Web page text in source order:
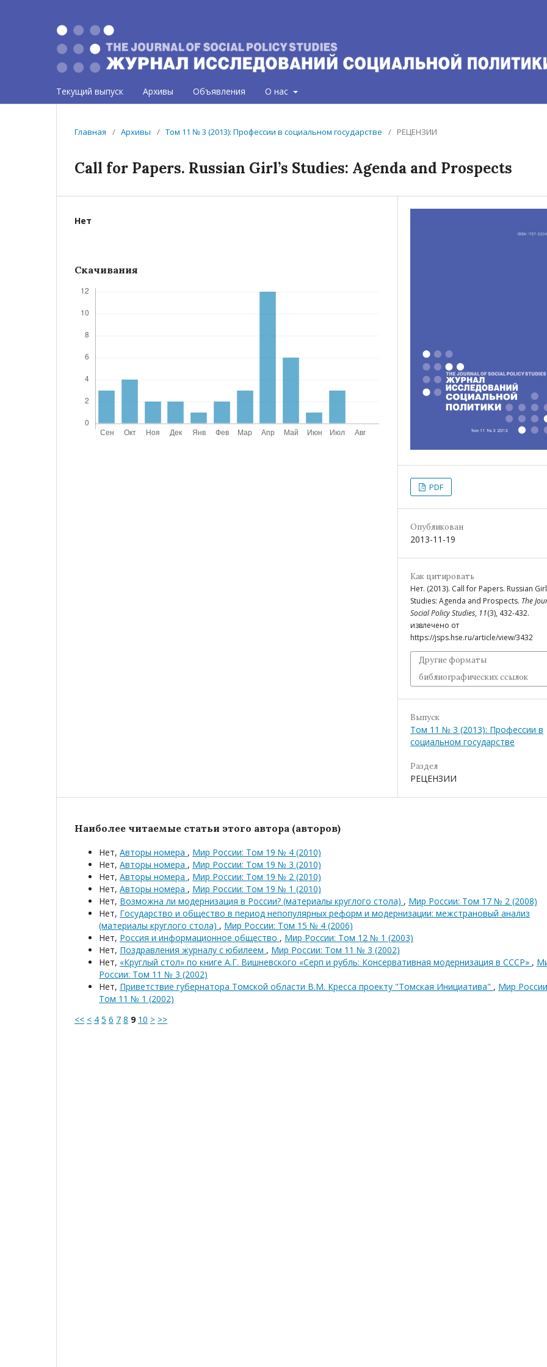
Текущий выпуск Архивы Объявления О нас
Главная / Архивы / Том 11 № 3 (2013): Профессии в социальном государстве / РЕЦЕНЗИИ
Call for Papers. Russian Girl’s Studies: Agenda and Prospects
Нет
Скачивания
PDF
Опубликован
2013-11-19
Как цитировать
Нет. (2013). Call for Papers. Russian
Studies: Agenda and Prospects. The
Social Policy Studies, 11(3), 432-432.
извлечено от
https://jsps.hse.ru/article/view/3432
Другие форматы
библиографических ссылок
Выпуск
Том 11 № 3 (2013): Профессии в
социальном государстве
Раздел
РЕЦЕНЗИИ
Наиболее читаемые статьи этого автора (авторов)
Нет, Авторы номера , Мир России: Том 19 № 4 (2010)
Нет, Авторы номера , Мир России: Том 19 № 3 (2010)
Нет, Авторы номера , Мир России: Том 19 № 2 (2010)
Нет, Авторы номера , Мир России: Том 19 № 1 (2010)
Нет, Возможна ли модернизация в России? (материалы круглого стола) , Мир России: Том 17 № 2 (2008)
Нет, Государство и общество в период непопулярных реформ и модернизации: межстрановый анализ
(материалы круглого стола) , Мир России: Том 15 № 4 (2006)
Нет, Россия и информационное общество , Мир России: Том 12 № 1 (2003)
Нет, Поздравления журналу с юбилеем , Мир России: Том 11 № 3 (2002)
Нет, «Круглый стол» по книге А.Г. Вишневского «Серп и рубль: Консервативная модернизация в СССР» ,
России: Том 11 № 3 (2002)
Нет, Приветствие губернатора Томской области В.М. Кресса проекту "Томская Инициатива" , Мир
Том 11 № 1 (2002)
<< < 4 5 6 7 8 9 10 > >>